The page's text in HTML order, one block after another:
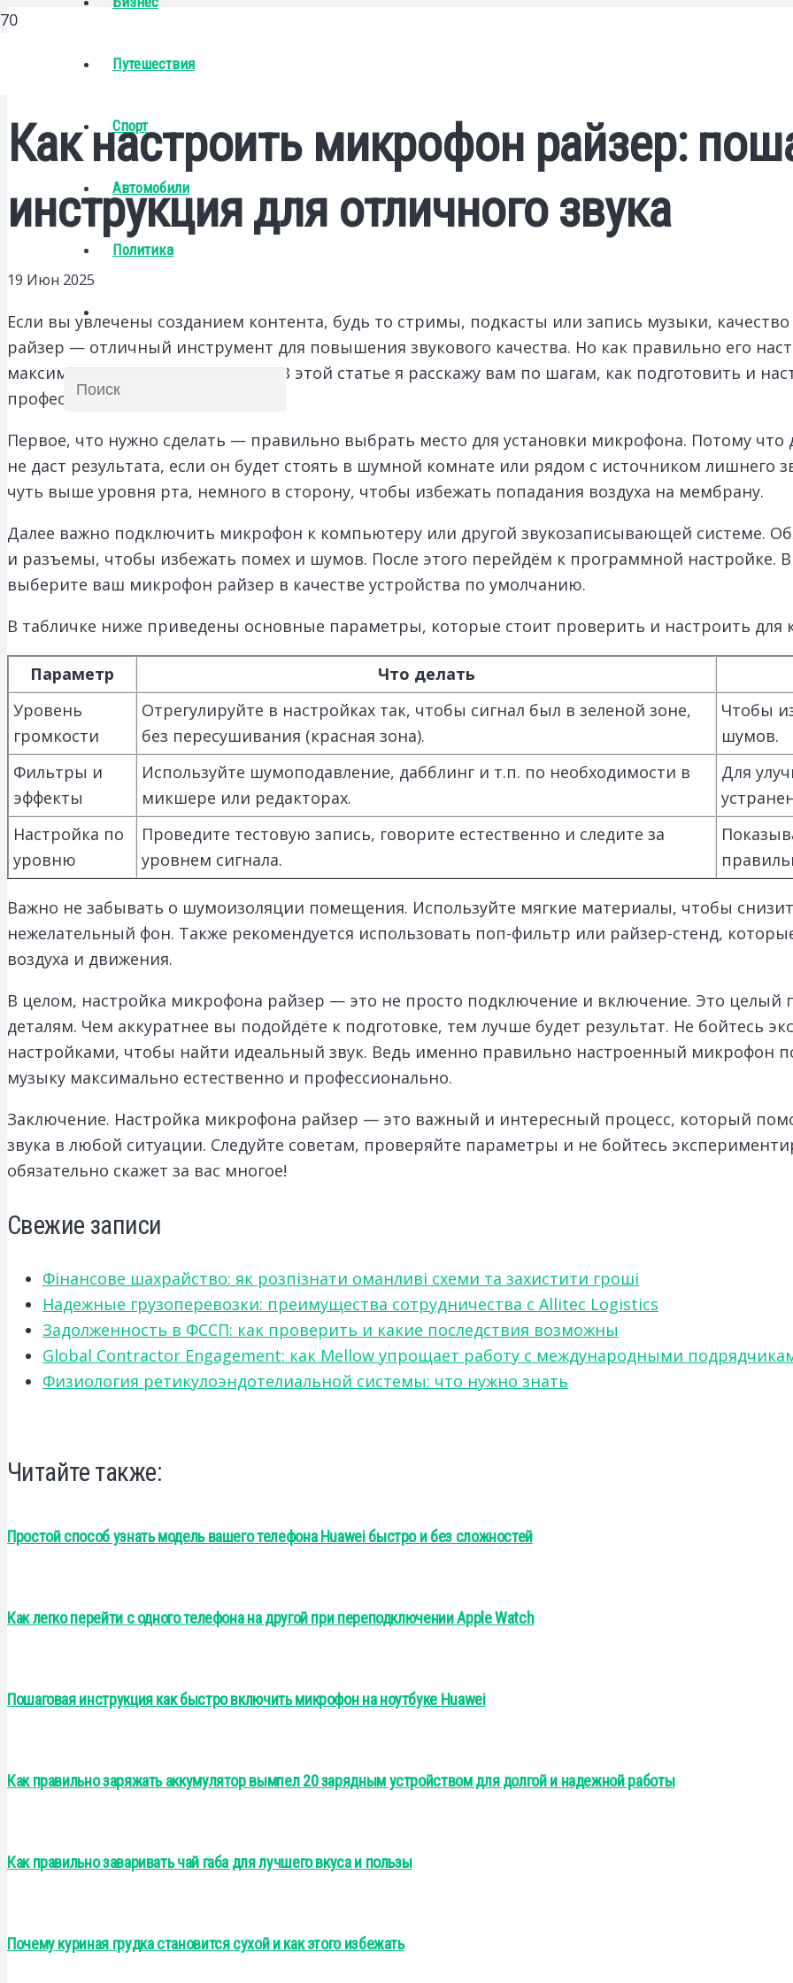
Путешествия
Спорт
Автомобили
Политика
Как настроить микрофон райзер:
инструкция для отличного звука
19 Июн 2025
Если вы увлечены созданием контента, будь то стримы, подкасты или запись музыки,
райзер — отличный инструмент для повышения звукового качества. Но как правильно его
максимально хорошего эффекта? В этой статье я расскажу вам по шагам, как подготовить и
профессионального звучания.
Первое, что нужно сделать — правильно выбрать место для установки микрофона. Потому
не даст результата, если он будет стоять в шумной комнате или рядом с источником лишнего
чуть выше уровня рта, немного в сторону, чтобы избежать попадания воздуха на мембрану.
Далее важно подключить микрофон к компьютеру или другой звукозаписывающей системе.
и разъемы, чтобы избежать помех и шумов. После этого перейдём к программной настройке.
выберите ваш микрофон райзер в качестве устройства по умолчанию.
В табличке ниже приведены основные параметры, которые стоит проверить и настроить для
Параметр
Что делать
Уровень
громкости
Отрегулируйте в настройках так, чтобы сигнал был в зеленой зоне,
без пересушивания (красная зона).
Чтобы
шумов.
Фильтры и
эффекты
Используйте шумоподавление, дабблинг и т.п. по необходимости в
микшере или редакторах.
Для
Настройка по
уровню
Проведите тестовую запись, говорите естественно и следите за
уровнем сигнала.
Важно не забывать о шумоизоляции помещения. Используйте мягкие материалы, чтобы
нежелательный фон. Также рекомендуется использовать поп-фильтр или райзер-стенд,
воздуха и движения.
В целом, настройка микрофона райзер — это не просто подключение и включение. Это
деталям. Чем аккуратнее вы подойдёте к подготовке, тем лучше будет результат. Не бойтесь
настройками, чтобы найти идеальный звук. Ведь именно правильно настроенный микрофон
музыку максимально естественно и профессионально.
Заключение. Настройка микрофона райзер — это важный и интересный процесс, который
звука в любой ситуации. Следуйте советам, проверяйте параметры и не бойтесь
обязательно скажет за вас многое!
Свежие записи
Фінансове шахрайство: як розпізнати оманливі схеми та захистити гроші
Надежные грузоперевозки: преимущества сотрудничества с Allitec Logistics
Задолженность в ФССП: как проверить и какие последствия возможны
Global Contractor Engagement: как Mellow упрощает работу с международными
Физиология ретикулоэндотелиальной системы: что нужно знать
Читайте также:
Простой способ узнать модель вашего телефона Huawei быстро и без сложностей
Как легко перейти с одного телефона на другой при переподключении Apple Watch
Пошаговая инструкция как быстро включить микрофон на ноутбуке Huawei
Как правильно заряжать аккумулятор вымпел 20 зарядным устройством для долгой и надежной работы
Как правильно заваривать чай габа для лучшего вкуса и пользы
Почему куриная грудка становится сухой и как этого избежать